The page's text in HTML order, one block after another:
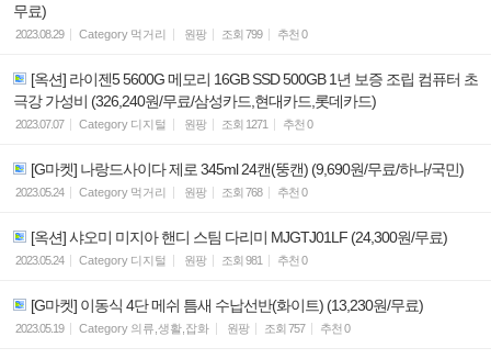
무료)
2023.08.29 Category 먹거리 원팡 조회 799 추천 0
[옥션] 라이젠5 5600G 메모리 16GB SSD 500GB 1년 보증 조립 컴퓨터 초
극강 가성비 (326,240원/무료/삼성카드,현대카드,롯데카드)
2023.07.07 Category 디지털 원팡 조회 1271 추천 0
[G마켓] 나랑드사이다 제로 345ml 24캔(뚱캔) (9,690원/무료/하나/국민)
2023.05.24 Category 먹거리 원팡 조회 768 추천 0
[옥션] 샤오미 미지아 핸디 스팀 다리미 MJGTJ01LF (24,300원/무료)
2023.05.24 Category 디지털 원팡 조회 981 추천 0
[G마켓] 이동식 4단 메쉬 틈새 수납선반(화이트) (13,230원/무료)
2023.05.19 Category 의류,생활,잡화 원팡 조회 757 추천 0